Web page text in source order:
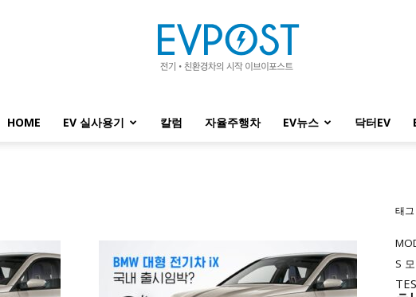
HOME EV 실사용기 칼럼 자율주행차 EV뉴스 닥터EV
태그
S